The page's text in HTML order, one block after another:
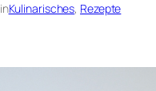
inKulinarisches, Rezepte